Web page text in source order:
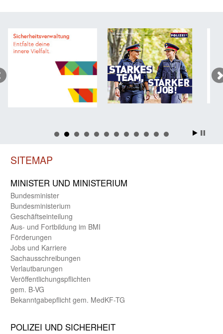
SITEMAP
MINISTER UND MINIST­ERIUM
Bundes­minister
Bundes­ministerium
Geschäfts­einteilung
Aus- und Fortbildung im BMI
Förderungen
Jobs und Karriere
Sachaus­schreibungen
Verlautbarungen
Veröffentlichungspflichten
gem. B-VG
Bekanntgabepflicht gem. MedKF-TG
POLIZEI UND SICHER­HEIT